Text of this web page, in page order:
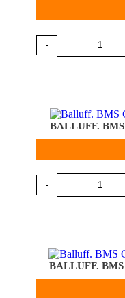
-
BALLUFF.
-
BALLUFF.